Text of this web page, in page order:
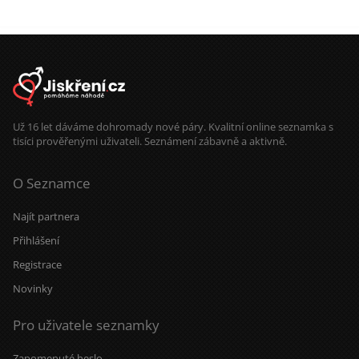
Už 16 let dáváme dohromady nové páry. Kvalitní online seznamka s
tisíci prověřenými uživateli. Seznámení zábavně a aktivně.
O Seznamce
Najít partnera
Přihlášení
Registrace
Novinky
Pro uživatele seznamky